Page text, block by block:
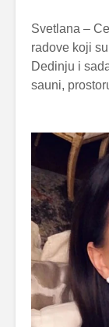
Svetlana –
radove koji
Dedinju i
sauni,